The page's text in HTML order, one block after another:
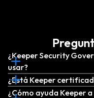
¿Keeper Security
usar?
¿Está Keeper
¿Cómo ayuda Keeper